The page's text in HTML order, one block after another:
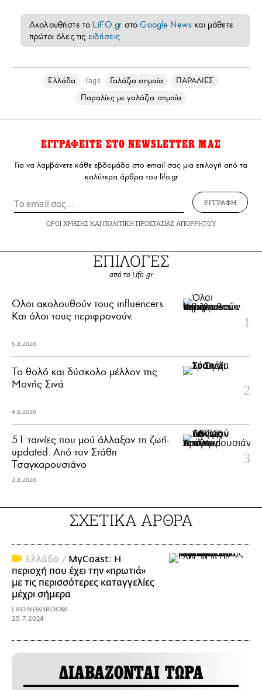
Ακολουθήστε το LiFO.gr στοGoogle News και μάθετε
πρώτοι όλες τις ειδήσεις
Ελλάδα Tags Γαλάζια σημαία
ΠΑΡΑΛΙΕΣ
Παραλίες με γαλάζια σημαία
ΕΓΓΡΑΦΕΙΤΕ ΣΤΟ NEWSLETTER ΜΑΣ
Για να λαμβάνετε κάθε εβδομάδα στο email σας μια επιλογή από τα
καλύτερα άρθρα του lifo.gr
ΕΓΓΡΑΦΗ
ΟΡΟΙ ΧΡΗΣΗΣΚΑΙ ΠΟΛΙΤΙΚΗ ΠΡΟΣΤΑΣΙΑΣ ΑΠΟΡΡΗΤΟΥ
ΕΠΙΛΟΓΕΣ
από το Lifo.gr
Όλοι ακολουθούν τους influencers.
Και όλοι τους περιφρονούν.
5.8.2026
Το θολό και δύσκολο μέλλον της
Μονής Σινά
4.8.2026
51 ταινίες που μού άλλαξαν τη ζωή-
updated. Aπό τον Στάθη
Τσαγκαρουσιάνο
2.8.2026
ΣΧΕΤΙΚΑ ΑΡΘΡΑ
Ελλάδα / MyCoast: Η
περιοχή που έχει την «πρωτιά»
με τις περισσότερες καταγγελίες
μέχρι σήμερα
LIFO NEWSROOM
25.7.2024
ΔΙΑΒΑΖΟΝΤΑΙ ΤΩΡΑ